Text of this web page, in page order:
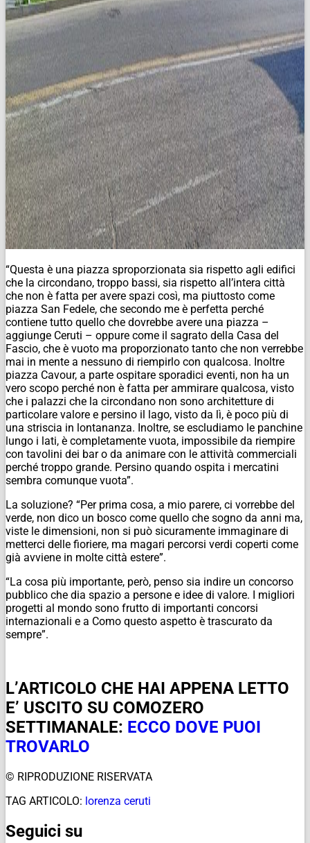
“Questa è una piazza sproporzionata sia rispetto agli edifici
che la circondano, troppo bassi, sia rispetto all’intera città
che non è fatta per avere spazi così, ma piuttosto come
piazza San Fedele, che secondo me è perfetta perché
contiene tutto quello che dovrebbe avere una piazza –
aggiunge Ceruti – oppure come il sagrato della Casa del
Fascio, che è vuoto ma proporzionato tanto che non verrebbe
mai in mente a nessuno di riempirlo con qualcosa. Inoltre
piazza Cavour, a parte ospitare sporadici eventi, non ha un
vero scopo perché non è fatta per ammirare qualcosa, visto
che i palazzi che la circondano non sono architetture di
particolare valore e persino il lago, visto da lì, è poco più di
una striscia in lontananza. Inoltre, se escludiamo le panchine
lungo i lati, è completamente vuota, impossibile da riempire
con tavolini dei bar o da animare con le attività commerciali
perché troppo grande. Persino quando ospita i mercatini
sembra comunque vuota”.
La soluzione? “Per prima cosa, a mio parere, ci vorrebbe del
verde, non dico un bosco come quello che sogno da anni ma,
viste le dimensioni, non si può sicuramente immaginare di
metterci delle fioriere, ma magari percorsi verdi coperti come
già avviene in molte città estere”.
“La cosa più importante, però, penso sia indire un concorso
pubblico che dia spazio a persone e idee di valore. I migliori
progetti al mondo sono frutto di importanti concorsi
internazionali e a Como questo aspetto è trascurato da
sempre”.
L’ARTICOLO CHE HAI APPENA LETTO
E’ USCITO SU COMOZERO
SETTIMANALE: ECCO DOVE PUOI
TROVARLO
© RIPRODUZIONE RISERVATA
TAG ARTICOLO: lorenza ceruti
Seguici su